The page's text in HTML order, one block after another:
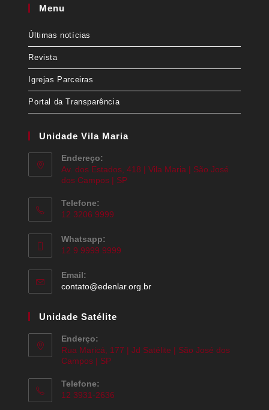
Menu
Últimas notícias
Revista
Igrejas Parceiras
Portal da Transparência
Unidade Vila Maria
Endereço:
Av. dos Estados, 418 | Vila Maria | São José
dos Campos | SP
Telefone:
12 3206 9999
Whatsapp:
12 9 9999 9999
Email:
contato@edenlar.org.br
Unidade Satélite
Enderço:
Rua Maricá, 177 | Jd Satélite | São José dos
Campos | SP
Telefone:
12 3931-2636